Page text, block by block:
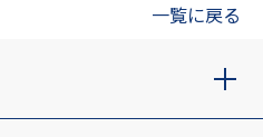
一覧に戻る